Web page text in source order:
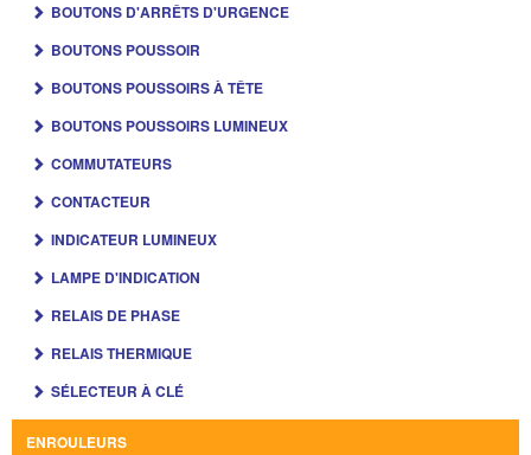
BOUTONS D'ARRÊTS D'URGENCE
BOUTONS POUSSOIR
BOUTONS POUSSOIRS À TÊTE
BOUTONS POUSSOIRS LUMINEUX
COMMUTATEURS
CONTACTEUR
INDICATEUR LUMINEUX
LAMPE D'INDICATION
RELAIS DE PHASE
RELAIS THERMIQUE
SÉLECTEUR À CLÉ
ENROULEURS